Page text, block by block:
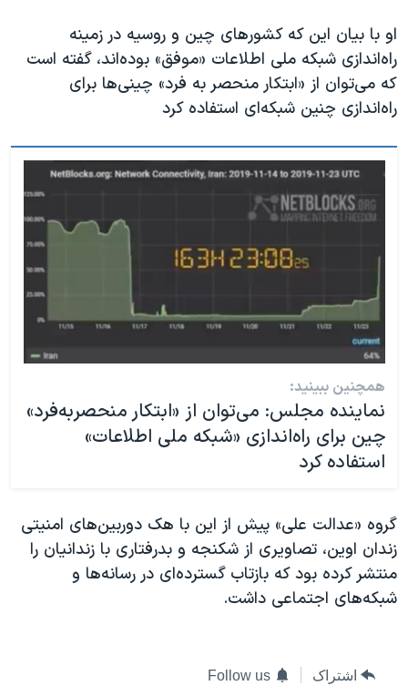
او با بیان این که کشورهای چین و روسیه در زمینه
راه‌اندازی شبکه ملی اطلاعات «موفق» بوده‌اند، گفته است
که می‌توان از «ابتکار منحصر به فرد» چینی‌ها برای
راه‌اندازی چنین شبکه‌ای استفاده کرد
همچنین ببینید:
نماینده مجلس: می‌توان از «ابتکار منحصربه‌فرد»
چین برای راه‌اندازی «شبکه ملی اطلاعات»
استفاده کرد
گروه «عدالت علی» پیش از این با هک دوربین‌های امنیتی
زندان اوین، تصاویری از شکنجه و بدرفتاری با زندانیان را
منتشر کرده بود که بازتاب گسترده‌ای در رسانه‌ها و
شبکه‌های اجتماعی داشت.
اشتراک Follow us